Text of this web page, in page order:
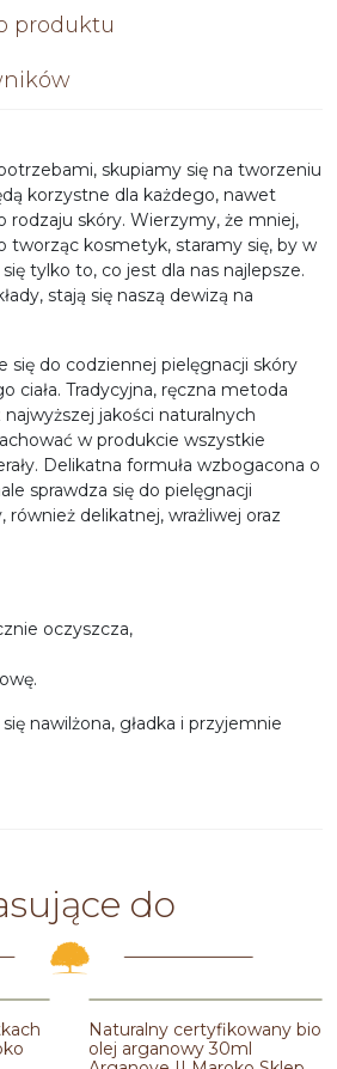
produktu
skupiamy się na tworzeniu
korzystne dla każdego, nawet
rodzaju skóry. Wierzymy, że mniej,
tworząc kosmetyk, staramy się, by w
tylko to, co jest dla nas najlepsze.
stają się naszą dewizą na
się do codziennej pielęgnacji skóry
ciała. Tradycyjna, ręczna metoda
jakości naturalnych
w produkcie wszystkie
Delikatna formuła wzbogacona o
sprawdza się do pielęgnacji
również delikatnej, wrażliwej oraz
oczyszcza,
nawilżona, gładka i przyjemnie
do
Naturalny certyfikowany bio
olej arganowy 30ml